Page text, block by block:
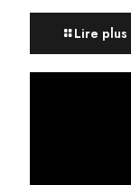
Lire plus